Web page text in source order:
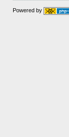
Powered by